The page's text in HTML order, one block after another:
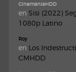
CinemaniaHDD
en Sisi (2022)
1080p Latino
Roy
en Los
CMHDD